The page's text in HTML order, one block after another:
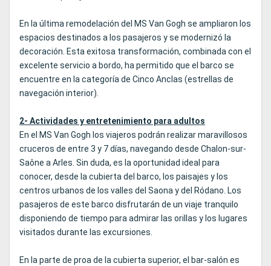
En la última remodelación del MS Van Gogh se ampliaron los
espacios destinados a los pasajeros y se modernizó la
decoración. Esta exitosa transformación, combinada con el
excelente servicio a bordo, ha permitido que el barco se
encuentre en la categoría de Cinco Anclas (estrellas de
navegación interior).
2- Actividades y entretenimiento para adultos
En el MS Van Gogh los viajeros podrán realizar maravillosos
cruceros de entre 3 y 7 días, navegando desde Chalon-sur-
Saône a Arles. Sin duda, es la oportunidad ideal para
conocer, desde la cubierta del barco, los paisajes y los
centros urbanos de los valles del Saona y del Ródano. Los
pasajeros de este barco disfrutarán de un viaje tranquilo
disponiendo de tiempo para admirar las orillas y los lugares
visitados durante las excursiones.
En la parte de proa de la cubierta superior, el bar-salón es